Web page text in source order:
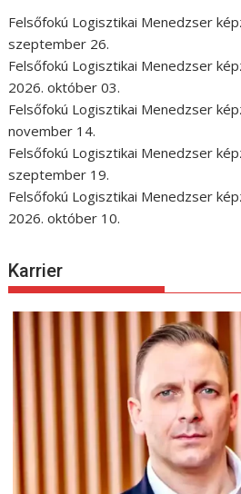
Felsőfokú Logisztikai Menedzser
szeptember 26.
Felsőfokú Logisztikai Menedzser
2026. október 03.
Felsőfokú Logisztikai Menedzser
november 14.
Felsőfokú Logisztikai Menedzser
szeptember 19.
Felsőfokú Logisztikai Menedzser
2026. október 10.
Karrier